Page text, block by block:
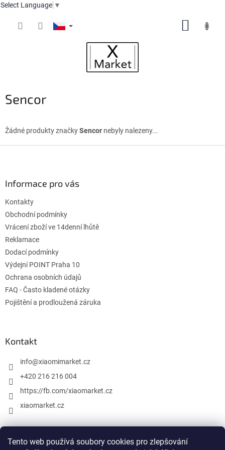
Select Language ▼
Tento web používá soubory cookies pro zlepšování
Sencor
Žádné produkty značkySencor nebyly nalezeny...
Informace pro vás
Kontakty
Obchodní podmínky
Vrácení zboží ve 14denní lhůtě
Reklamace
Dodací podmínky
Výdejní POINT Praha 10
Ochrana osobních údajů
FAQ - Často kladené otázky
Pojištění a prodloužená záruka
Kontakt
info@xiaomimarket.cz
+420 216 216 004
https://fb.com/xiaomarket.cz
xiaomarket.cz
Vytvořil Shoptet